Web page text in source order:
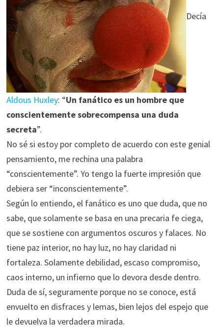
Decía
Aldous Huxley: “Un fanático es un hombre que
conscientemente sobrecompensa una duda
secreta”.
No sé si estoy por completo de acuerdo con este genial
pensamiento, me rechina una palabra
“conscientemente”. Yo tengo la fuerte impresión que
debiera ser “inconscientemente”.
Según lo entiendo, el fanático es uno que duda, que no
sabe, que solamente se basa en una precaria fe ciega,
que se sostiene con argumentos oscuros y falaces. No
tiene paz interior, no hay luz, no hay claridad ni
fortaleza. Solamente debilidad, escaso compromiso,
caos interno, un infierno que lo devora desde dentro.
Duda de sí, seguramente porque no se conoce, está
envuelto en disfraces y lemas, bien lejos del espejo que
le devuelva la verdadera mirada.